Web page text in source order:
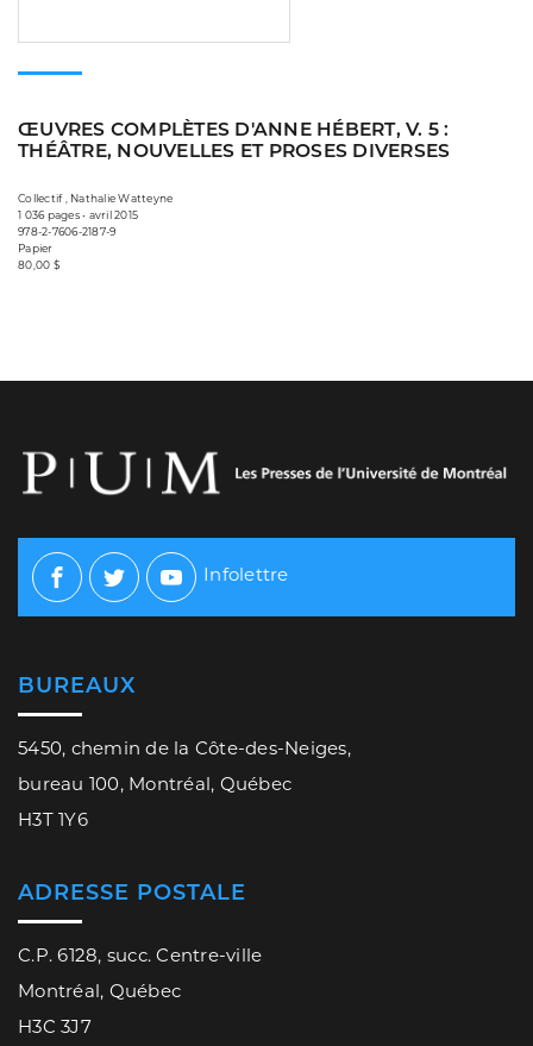
ŒUVRES COMPLÈTES D'ANNE HÉBERT, V. 5 :
THÉÂTRE, NOUVELLES ET PROSES DIVERSES
Collectif , Nathalie Watteyne
1 036 pages • avril 2015
978-2-7606-2187-9
Papier
80,00 $
Facebook
TwitterYoutube
Infolettre
BUREAUX
5450, chemin de la Côte-des-Neiges,
bureau 100, Montréal, Québec
H3T 1Y6
ADRESSE POSTALE
C.P. 6128, succ. Centre-ville
Montréal, Québec
H3C 3J7